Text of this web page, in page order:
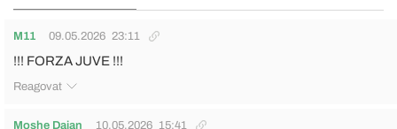
M11 09.05.2026 23:11
!!! FORZA JUVE !!!
Reagovat
Moshe Dajan 10.05.2026 15:41